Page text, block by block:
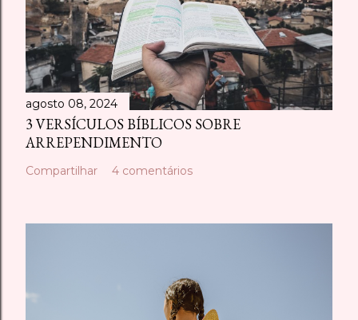
agosto 08, 2024
3 VERSÍCULOS BÍBLICOS SOBRE
ARREPENDIMENTO
Compartilhar 4 comentários